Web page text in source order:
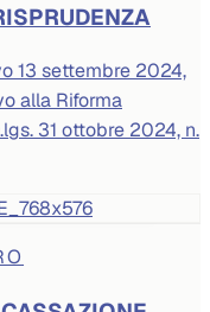
13 settembre 2024,
alla Riforma
31 ottobre 2024, n.